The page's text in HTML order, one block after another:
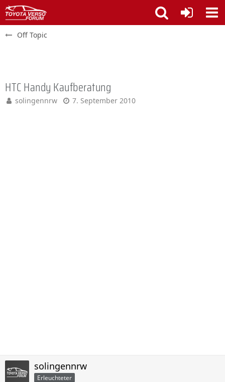
Off Topic
HTC Handy Kaufberatung
solingennrw 7. September 2010
solingennrw
Erleuchteter